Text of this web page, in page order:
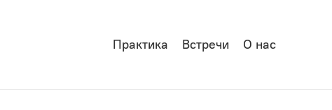
Практика Встречи О нас